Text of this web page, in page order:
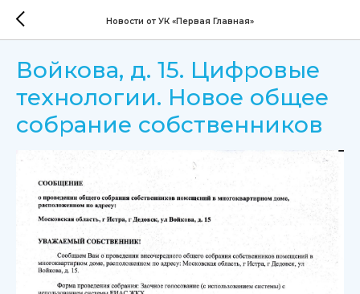
Новости от УК «Первая Главная»
Войкова, д. 15. Цифровые
технологии. Новое общее
собрание собственников